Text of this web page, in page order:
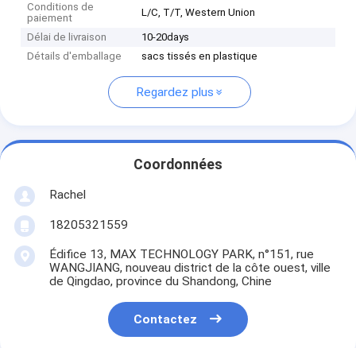
Conditions de
paiement
L/C, T/T, Western Union
Délai de livraison
10-20days
Détails d'emballage
sacs tissés en plastique
Regardez plus
Coordonnées
Rachel
18205321559
Édifice 13, MAX TECHNOLOGY PARK, n°151, rue
WANGJIANG, nouveau district de la côte ouest, ville
de Qingdao, province du Shandong, Chine
Contactez